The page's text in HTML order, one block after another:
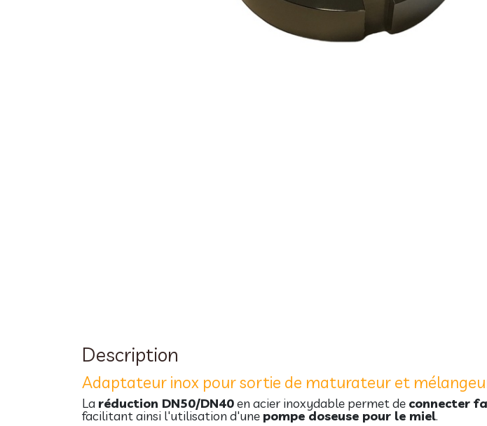
Description
Adaptateur inox pour sortie de maturateur et
La réduction DN50/DN40en acier inoxydable permet de connecter
facilitant ainsi l'utilisation d'une pompe doseuse pour le miel.